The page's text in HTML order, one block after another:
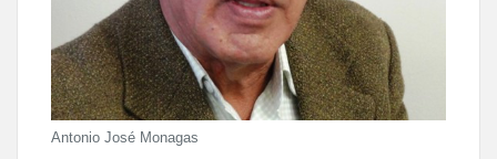
Antonio José Monagas